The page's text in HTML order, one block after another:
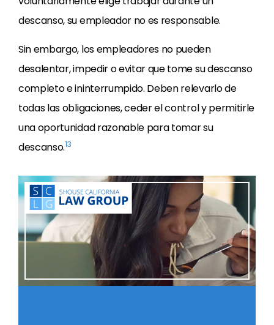
descanso, su empleador no es responsable.
Sin embargo, los empleadores no pueden
desalentar, impedir o evitar que tome su descanso
completo e ininterrumpido. Deben relevarlo de
todas las obligaciones, ceder el control y permitirle
una oportunidad razonable para tomar su
descanso.13